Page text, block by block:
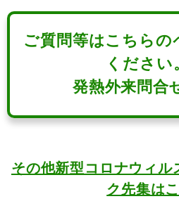
ご質問等はこちらの
ください
発熱外来問合
その他新型コロナウィル
ク先集は